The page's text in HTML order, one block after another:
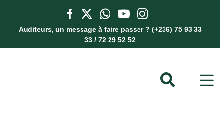
Auditeurs, un message à faire passer ? (+236) 75 93 33
33 / 72 29 52 52